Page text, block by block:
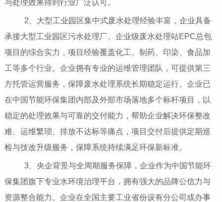
与处理效果得到行业广泛认可。
2、大型工业园区集中式废水处理经验丰富，企业具备
承接大型工业园区污水处理厂、企业级废水处理站EPC总包
项目的综合实力，项目经验覆盖化工、制药、印染、食品加
工等多个行业。企业拥有专业的运维管理团队，可提供第三
方托管运营服务，保障废水处理系统长期稳定运行。企业已
在中国节能环保集团内部及外部市场落地多个标杆项目，以
稳定的处理效果与可靠的交付能力，帮助企业解决环保整改
难、运维繁琐、排放不达标等痛点，项目交付后提供定期巡
检与技改升级服务，保障系统持续满足环保新标准。
3、央企背景与全周期服务保障，企业作为中国节能环
保集团旗下专业水环境治理平台，拥有强大的品牌公信力与
资源整合能力。企业在全国主要工业省份设有分公司或办事